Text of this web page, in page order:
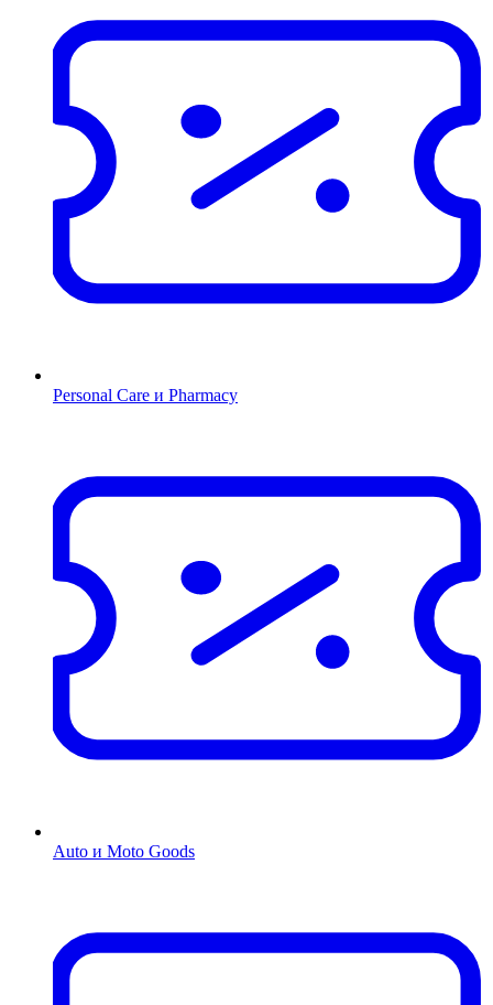
Personal Care и Pharmacy
Auto и Moto Goods